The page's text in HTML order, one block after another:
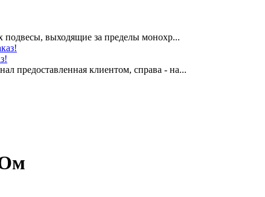
подвесы, выходящие за пределы монохр...
предоставленная клиентом, справа - на...